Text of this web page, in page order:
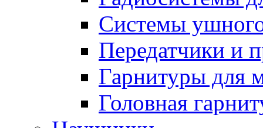
Системы
Передатчики и
Гарнитуры для
Головная